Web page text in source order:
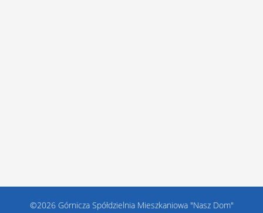
©2026 Górnicza Spółdzielnia Mieszkaniowa "Nasz Dom"